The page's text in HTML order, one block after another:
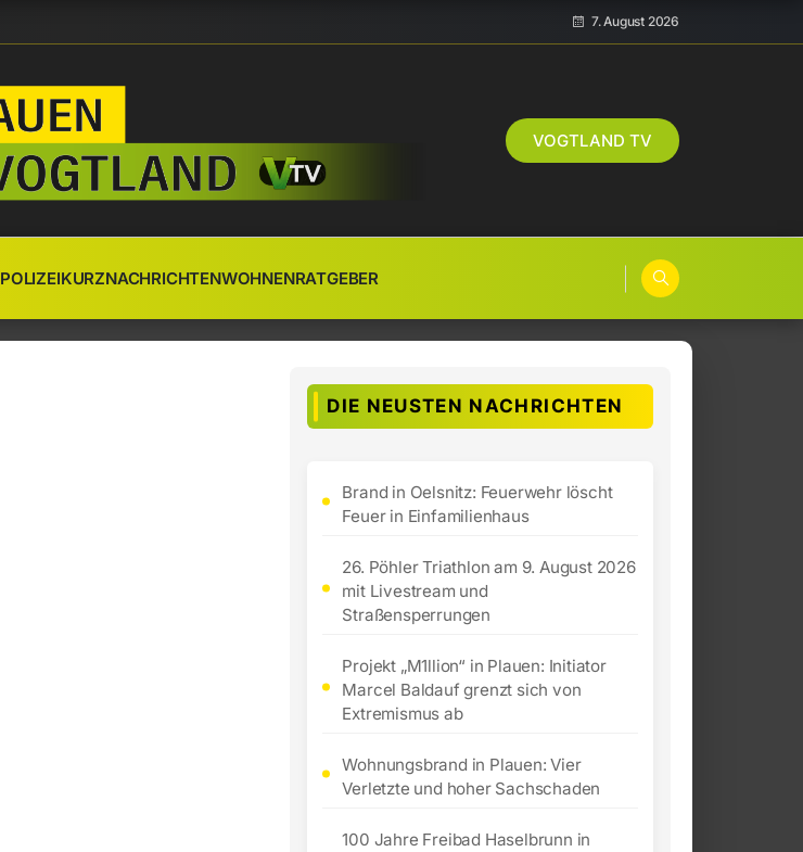
7. August 2026
VOGTLAND TV
POLIZEIKURZNACHRICHTENWOHNENRATGEBER
DIE NEUSTEN NACHRICHTEN
Brand in Oelsnitz: Feuerwehr löscht
Feuer in Einfamilienhaus
26. Pöhler Triathlon am 9. August 2026
mit Livestream und
Straßensperrungen
Projekt „M1llion“ in Plauen: Initiator
Marcel Baldauf grenzt sich von
Extremismus ab
Wohnungsbrand in Plauen: Vier
Verletzte und hoher Sachschaden
100 Jahre Freibad Haselbrunn in